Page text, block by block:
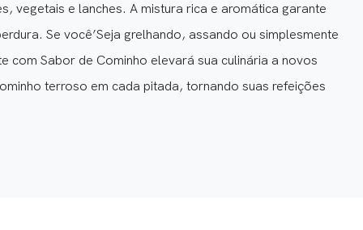
vegetais e lanches. A mistura rica e aromática garante
Se você’Seja grelhando, assando ou simplesmente
Sabor de Cominho elevará sua culinária a novos
terroso em cada pitada, tornando suas refeições